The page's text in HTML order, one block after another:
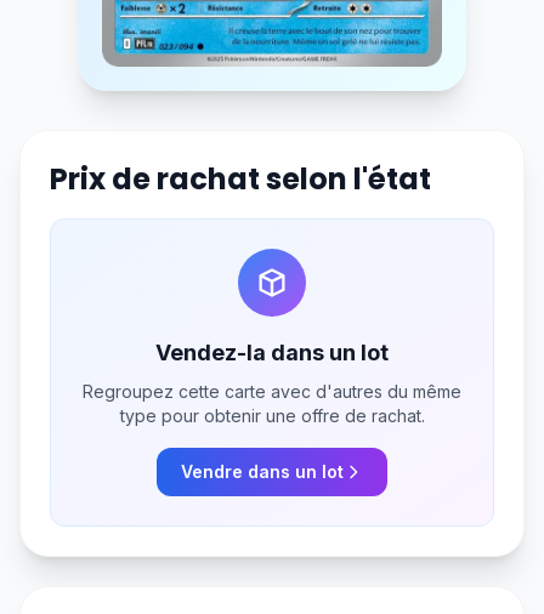
Prix de rachat selon l'état
Vendez-la dans un lot
Regroupez cette carte avec d'autres du même
type pour obtenir une offre de rachat.
Vendre dans un lot